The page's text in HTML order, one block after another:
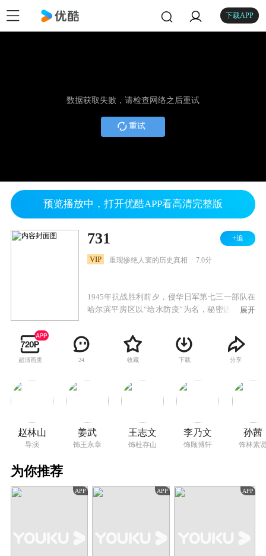
下载APP
数据获取失败，请检查网络之后重试
重试
预览播放中，打开优酷APP看高清完整版
731 +追
VIP 重现惨绝人寰的历史真相 7.0分
1945年抗战胜利前夕，侵华日军第七三一部队在
哈尔滨平房区以“给水防疫”为名，秘密进行惨无
验，妄图以此扭转败局。小贩王永章等人被强行
抓入“特设监狱”，日军以“配合健康检查与防疫研
究即可换取自由”的虚伪承诺，欺骗他们遭受冻伤
展开
超清画质 24 收藏 下载 分享
赵林山
导演
姜武
饰王永章
王志文
饰杜存山
李乃文
饰顾博轩
孙茜
饰林素
为你推荐
APP APP APP